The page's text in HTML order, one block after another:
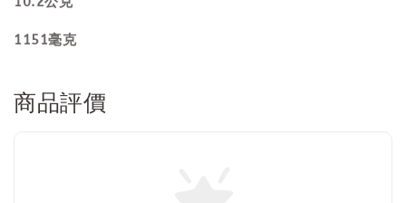
1151毫克
商品評價